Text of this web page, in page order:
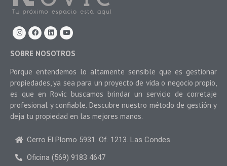
SOBRE NOSOTROS
Porque entendemos lo altamente sensible que es gestionar
propiedades, ya sea para un proyecto de vida o negocio propio,
es que en Rovic buscamos brindar un servicio de corretaje
profesional y confiable. Descubre nuestro método de gestión y
deja tu propiedad en las mejores manos.
Cerro El Plomo 5931. Of. 1213. Las Condes.
Oficina (569) 9183 4647